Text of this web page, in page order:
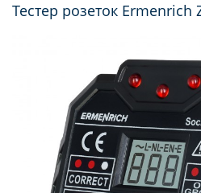
Тестер розеток Ermenrich